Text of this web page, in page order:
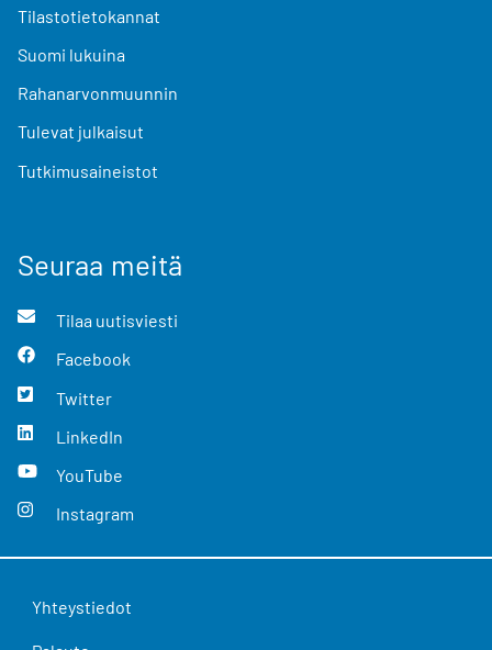
Tilastotietokannat
Suomi lukuina
Rahanarvonmuunnin
Tulevat julkaisut
Tutkimusaineistot
Seuraa meitä
Tilaa uutisviesti
Facebook
Twitter
LinkedIn
YouTube
Instagram
Yhteystiedot